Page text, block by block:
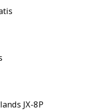
JX-8P